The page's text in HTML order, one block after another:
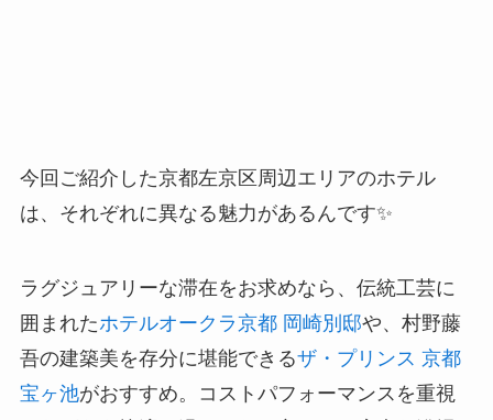
今回ご紹介した京都左京区周辺エリアのホテル
は、それぞれに異なる魅力があるんです✨
ラグジュアリーな滞在をお求めなら、伝統工芸に
囲まれたホテルオークラ京都 岡崎別邸や、村野藤
吾の建築美を存分に堪能できるザ・プリンス 京都
宝ヶ池がおすすめ。コストパフォーマンスを重視